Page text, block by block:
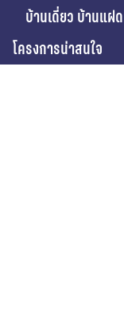
บ้านเดี่ยว บ้านแฝด
โครงการน่าสนใจ